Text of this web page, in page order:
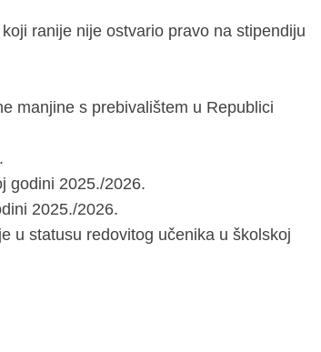
ranije nije ostvario pravo na stipendiju
manjine s prebivalištem u Republici
godini 2025./2026.
2025./2026.
u statusu redovitog učenika u školskoj